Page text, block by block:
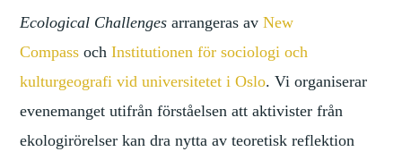
Ecological Challenges arrangeras avNew
Compass ochInstitutionen för sociologi och
kulturgeografi vid universitetet i Oslo.Vi organiserar
evenemanget utifrån förståelsen att aktivister från
ekologirörelser kan dra nytta av teoretisk reflektion